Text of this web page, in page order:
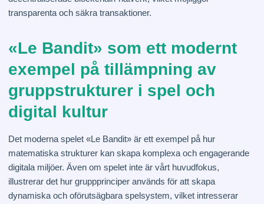
transparenta och säkra transaktioner.
«Le Bandit» som ett modernt
exempel på tillämpning av
gruppstrukturer i spel och
digital kultur
Det moderna spelet «Le Bandit» är ett exempel på hur
matematiska strukturer kan skapa komplexa och engagerande
digitala miljöer. Även om spelet inte är vårt huvudfokus,
illustrerar det hur gruppprinciper används för att skapa
dynamiska och oförutsägbara spelsystem, vilket intresserar